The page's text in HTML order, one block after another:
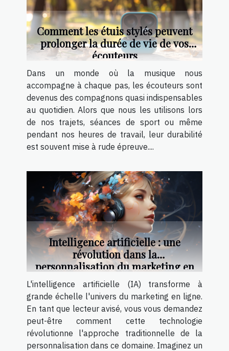
Comment les étuis stylés peuvent
prolonger la durée de vie de vos
écouteurs
Dans un monde où la musique nous
accompagne à chaque pas, les écouteurs sont
devenus des compagnons quasi indispensables
au quotidien. Alors que nous les utilisons lors
de nos trajets, séances de sport ou même
pendant nos heures de travail, leur durabilité
est souvent mise à rude épreuve....
Intelligence artificielle : une
révolution dans la
personnalisation du marketing en
ligne
L'intelligence artificielle (IA) transforme à
grande échelle l'univers du marketing en ligne.
En tant que lecteur avisé, vous vous demandez
peut-être comment cette technologie
révolutionne l'approche traditionnelle de la
personnalisation dans ce domaine. Imaginez un